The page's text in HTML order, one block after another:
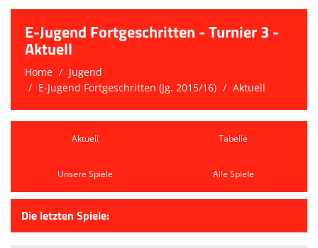
Home
Aktive
Jugend
Sponsoren
Vereinskollektion
E-Jugend Fortgeschritten - Turnier 3 -
Aktuell
Home
Jugend
E-Jugend Fortgeschritten (Jg. 2015/16)
Aktuell
Aktuell Tabelle
Unsere Spiele Alle Spiele
Die letzten Spiele: